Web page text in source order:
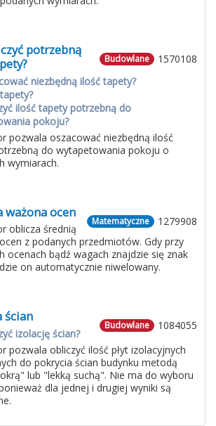
1570108
Budowlane
potrzebną
niezbędną ilość tapety?
ilość tapety potrzebną do
pokoju?
pozwala oszacować niezbędną ilość
do wytapetowania pokoju o
wymiarach.
1279908
Matematyczne
ważona ocen
oblicza średnią
z podanych przedmiotów. Gdy przy
ocenach bądź wagach znajdzie się znak
on automatycznie niwelowany.
1084055
Budowlane
ścian
izolację ścian?
pozwala obliczyć ilość płyt izolacyjnych
do pokrycia ścian budynku metodą
lub "lekką suchą". Nie ma do wyboru
dla jednej i drugiej wyniki są